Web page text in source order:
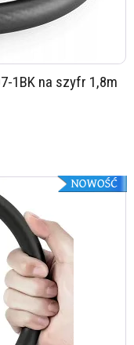
1BK na szyfr 1,8m